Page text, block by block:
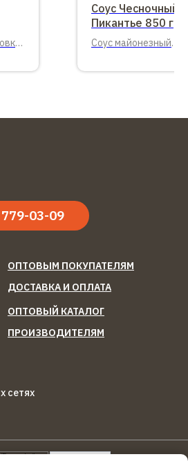
Соус Чесночный
Пикантье 850 гр.
Соус майонезный
850 гр.
сетях
ОПТОВЫМ ПОКУПАТЕЛЯМ
ДОСТАВКА И ОПЛАТА
ОПТОВЫЙ КАТАЛОГ
ПРОИЗВОДИТЕЛЯМ
Фуд"
03-09